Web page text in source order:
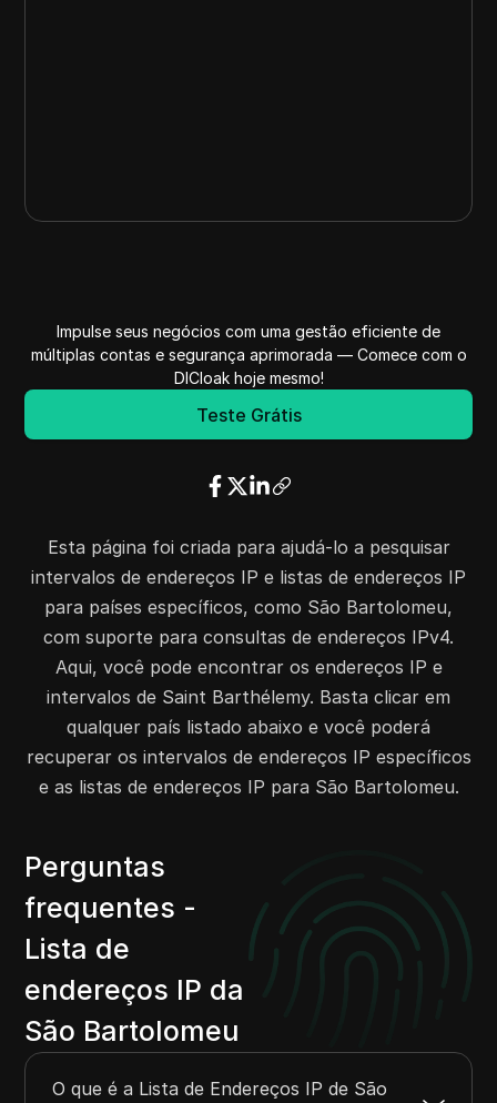
Impulse seus negócios com uma gestão eficiente de
múltiplas contas e segurança aprimorada — Comece com o
DICloak hoje mesmo!
Teste Grátis
Esta página foi criada para ajudá-lo a pesquisar
intervalos de endereços IP e listas de endereços IP
para países específicos, como São Bartolomeu,
com suporte para consultas de endereços IPv4.
Aqui, você pode encontrar os endereços IP e
intervalos de Saint Barthélemy. Basta clicar em
qualquer país listado abaixo e você poderá
recuperar os intervalos de endereços IP específicos
e as listas de endereços IP para São Bartolomeu.
Perguntas
frequentes -
Lista de
endereços IP da
São Bartolomeu
O que é a Lista de Endereços IP de São